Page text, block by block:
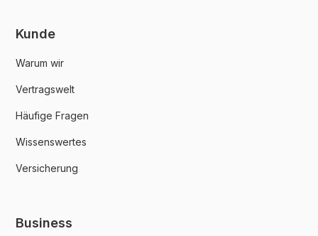
Kunde
Warum wir
Vertragswelt
Häufige Fragen
Wissenswertes
Versicherung
Business